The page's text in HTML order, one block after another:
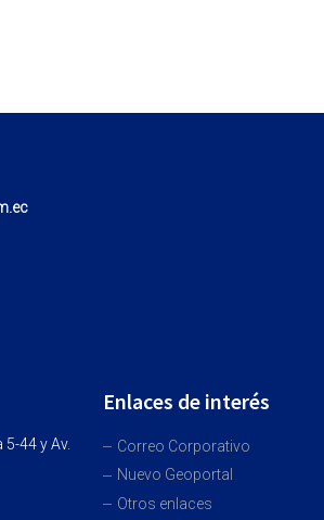
44 y Av.
Enlaces de interés
Correo Corporativo
Nuevo Geoportal
Otros enlaces